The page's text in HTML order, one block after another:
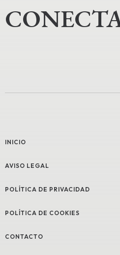
INICIO
AVISO LEGAL
POLÍTICA DE PRIVACIDAD
POLÍTICA DE COOKIES
CONTACTO